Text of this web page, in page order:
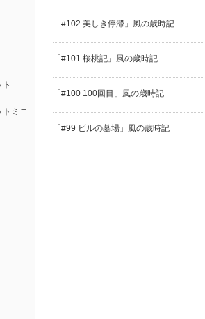
トミニ
「#102 美しき停滞」風の歳時記
「#101 桜桃記」風の歳時記
「#100 100回目」風の歳時記
「#99 ビルの墓場」風の歳時記